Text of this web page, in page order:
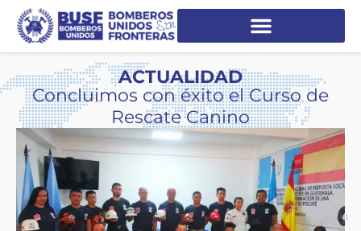
ACTUALIDAD
Concluimos con éxito el Curso de
Rescate Canino